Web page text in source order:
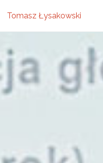
Tomasz Łysakowski